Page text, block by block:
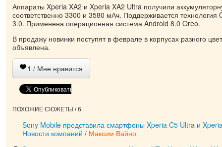
Аппараты Xperia XA2 и Xperia XA2 Ultra получили
соответственно 3300 и 3580 мАч. Поддерживается
3.0. Применена операционная система Android 8.0 Oreo.
В продажу новинки поступят в феврале в корпусах разного
объявлена.
1 / Мне нравится
ПОХОЖИЕ СЮЖЕТЫ / 6
Sony Mobile представила смартфоны Xperia C5 Ultra и
Новости компаний / Максим Вайно